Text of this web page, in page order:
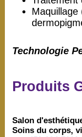
Technologie
Produits
Salon
Soins du corps,